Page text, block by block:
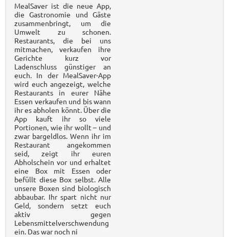
MealSaver ist die neue App,
die Gastronomie und Gäste
zusammenbringt, um die
Umwelt zu schonen.
Restaurants, die bei uns
mitmachen, verkaufen ihre
Gerichte kurz vor
Ladenschluss günstiger an
euch. In der MealSaver-App
wird euch angezeigt, welche
Restaurants in eurer Nähe
Essen verkaufen und bis wann
ihr es abholen könnt. Über die
App kauft ihr so viele
Portionen, wie ihr wollt – und
zwar bargeldlos. Wenn ihr im
Restaurant angekommen
seid, zeigt ihr euren
Abholschein vor und erhaltet
eine Box mit Essen oder
befüllt diese Box selbst. Alle
unsere Boxen sind biologisch
abbaubar. Ihr spart nicht nur
Geld, sondern setzt euch
aktiv gegen
Lebensmittelverschwendung
ein. Das war noch ni